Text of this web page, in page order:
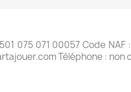
075 071 00057 Code
Téléphone : non